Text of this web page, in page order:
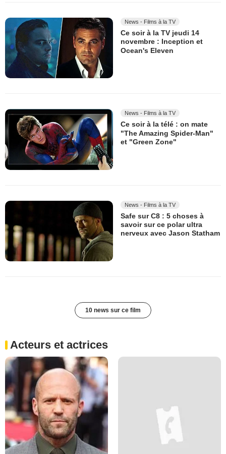
News - Films à la TV
Ce soir à la TV jeudi 14
novembre : Inception et
Ocean's Eleven
News - Films à la TV
Ce soir à la télé : on mate
"The Amazing Spider-Man"
et "Green Zone"
News - Films à la TV
Safe sur C8 : 5 choses à
savoir sur ce polar ultra
nerveux avec Jason Statham
10 news sur ce film
Acteurs et actrices